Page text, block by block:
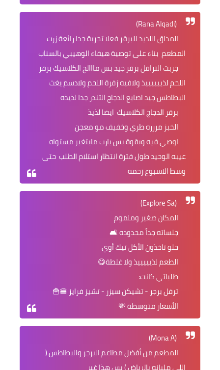
(Rana Alqadi)
المذاق اللذيذ للبرقر فعلا تجربة جدا رائعة زرت
المطعم بناء على توصية هيفاء الوهيبي بالسناب
جربت الترافل برقر جيد بس مااالح الكلاسيك برقر
اللحم لذييييييذ ولافيه زفرة اللحم ولادسم يغث
البطاطس جيد اصابع الدجاج التندر جدا لذيذه
برقر الدجاج الكلاسيك ايضا لذيذ
الخبز مررره طري وخفيف مو معجن
اوصي فيه وبقوة بس يارب مايتغير مستواه
عيبه الوحيد طول فترة انتظار استلام الطلب حتى
وسط الاسبوع زحمه
(Explore Sa)
المكان صغير وملموم
جلساته جداً محدوده 🛋
حلو تاخذون الأكل تيك أوي
الطعم لذيييييذ ولا غلطة😋
طلباتي كانت:
ترفل برجر - تشيكن سيزر - تشيز فرايز 🍔🍟
الأسعار متوسطة 💸
(Mona A)
المطعم من أفضل مطاعم البرجر والبطاطس (